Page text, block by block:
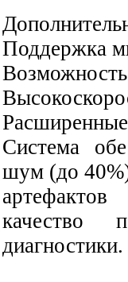
Поддержка
Система
шум (до
качество
диагностики.